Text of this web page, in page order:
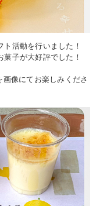
活動を行いました！
子が大好評でした！
像にてお楽しみくださ